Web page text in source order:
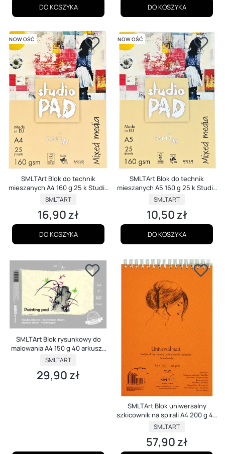
DO KOSZYKA DO KOSZYKA
NOWOŚĆ
SMLTArt Blok do technik
mieszanych A4 160 g 25 k Studio
Pad Mixed Media
PRODUCENT
SMLTART
Cena
16,90 zł
DO KOSZYKA
NOWOŚĆ
SMLTArt Blok do technik
mieszanych A5 160 g 25 k Studio
Pad Mixed Media
PRODUCENT
SMLTART
Cena
10,50 zł
DO KOSZYKA
SMLTArt Blok rysunkowy do
malowania A4 150 g 40 arkuszy
Silver
PRODUCENT
SMLTART
Cena
29,90 zł
SMLTArt Blok uniwersalny
szkicownik na spirali A4 200 g 40
ark Mixed Media
PRODUCENT
SMLTART
Cena
57,90 zł